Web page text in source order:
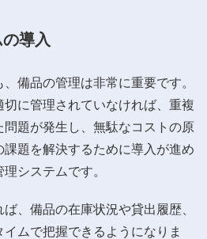
導入
備品の管理は非常に重要です。
に管理されていなければ、重複
題が発生し、無駄なコストの原
題を解決するために導入が進め
システムです。
、備品の在庫状況や貸出履歴、
ムで把握できるようになりま